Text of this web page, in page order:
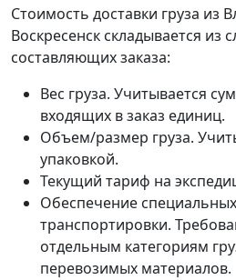
Стоимость доставки груза из
Воскресенск складывается
составляющих заказа:
Вес груза. Учитывается
входящих в заказ единиц.
Объем/размер груза.
упаковкой.
Текущий тариф на
Обеспечение
транспортировки.
отдельным категориям
перевозимых материалов.